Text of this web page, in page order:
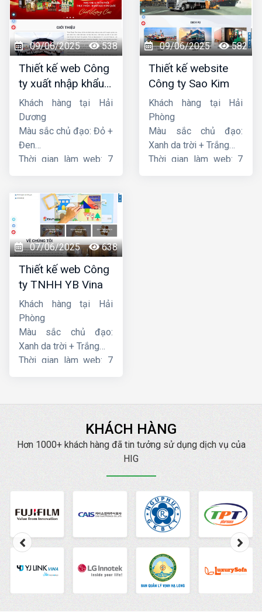
09/06/2025 538
Thiết kế web Công
ty xuất nhập khẩu
Thiên Thuận Phát
Khách hàng tại Hải
Dương
Màu sắc chủ đạo: Đỏ +
Đen
Thời gian làm web: 7
09/06/2025 582
Thiết kế website
Công ty Sao Kim
Khách hàng tại Hải
Phòng
Màu sắc chủ đạo:
Xanh da trời + Trắng
Thời gian làm web: 7
07/06/2025 638
Thiết kế web Công
ty TNHH YB Vina
Khách hàng tại Hải
Phòng
Màu sắc chủ đạo:
Xanh da trời + Trắng
Thời gian làm web: 7
KHÁCH HÀNG
Hơn 1000+ khách hàng đã tin tưởng sử dụng dịch vụ của
HIG